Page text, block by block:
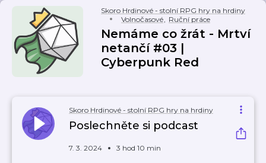
Skoro Hrdinové - stolní RPG hry na hrdiny
Volnočasové, Ruční práce
Nemáme co žrát - Mrtví
netančí #03 |
Cyberpunk Red
Skoro Hrdinové - stolní RPG hry na hrdiny
Poslechněte si podcast
7. 3. 2024 3 hod 10 min